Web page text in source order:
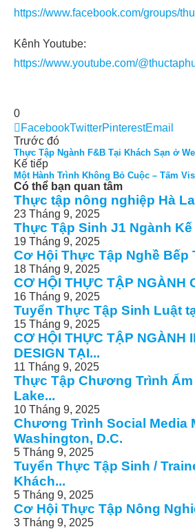
https://www.facebook.com/groups/
Kênh Youtube:
https://www.youtube.com/
0
FacebookTwitterPinterestEmail
Trước đó
Thực Tập Ngành F&B Tại Khách Sạn ở
Kế tiếp
Một Hành Trình Không Bỏ Cuộc – Tấm
Có thể bạn quan tâm
Thực tập nông nghiệp Hà
23 Tháng 9, 2025
Thực Tập Sinh J1 Ngành Kế
19 Tháng 9, 2025
Cơ Hội Thực Tập Nghề Bếp
18 Tháng 9, 2025
CƠ HỘI THỰC TẬP NGÀNH
16 Tháng 9, 2025
Tuyển Thực Tập Sinh Luật
15 Tháng 9, 2025
CƠ HỘI THỰC TẬP NGÀNH
DESIGN TẠI...
11 Tháng 9, 2025
Thực Tập Chương Trình
Lake...
10 Tháng 9, 2025
Chương Trình Social Media
Washington, D.C.
5 Tháng 9, 2025
Tuyển Thực Tập Sinh /
Khách...
5 Tháng 9, 2025
Cơ Hội Thực Tập Nông
3 Tháng 9, 2025